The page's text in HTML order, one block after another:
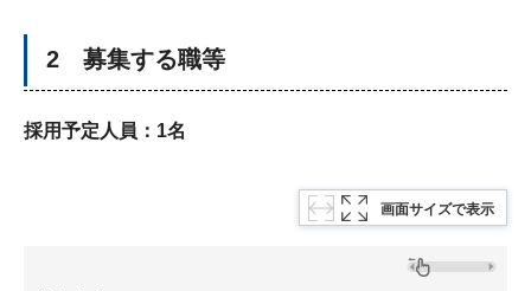
2 募集する職等
採用予定人員：1名
画面サイズで表示